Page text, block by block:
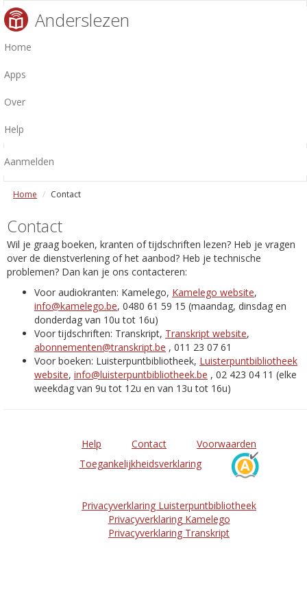
Anderslezen
Home
Apps
Over
Help
Aanmelden
Home Contact
Contact
Wil je graag boeken, kranten of tijdschriften lezen? Heb je vragen
over de dienstverlening of het aanbod? Heb je technische
problemen? Dan kan je ons contacteren:
Voor audiokranten: Kamelego, Kamelego website,
info@kamelego.be, 0480 61 59 15 (maandag, dinsdag en
donderdag van 10u tot 16u)
Voor tijdschriften: Transkript, Transkript website,
abonnementen@transkript.be , 011 23 07 61
Voor boeken: Luisterpuntbibliotheek, Luisterpuntbibliotheek
website, info@luisterpuntbibliotheek.be , 02 423 04 11 (elke
weekdag van 9u tot 12u en van 13u tot 16u)
Help Contact
Voorwaarden
Toegankelijkheidsverklaring
Privacyverklaring Luisterpuntbibliotheek
Privacyverklaring Kamelego
Privacyverklaring Transkript